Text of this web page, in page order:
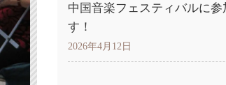
中国音楽フェスティバルに参
す！
2026年4月12日